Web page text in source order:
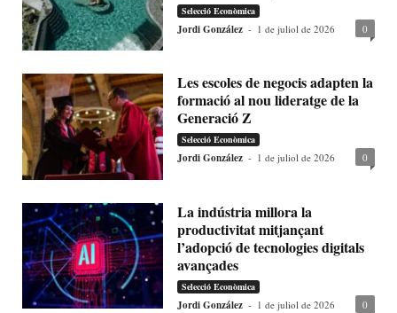
Selecció Econòmica
Jordi González - 1 de juliol de 2026 0
Les escoles de negocis adapten la
formació al nou lideratge de la
Generació Z
Selecció Econòmica
Jordi González - 1 de juliol de 2026 0
La indústria millora la
productivitat mitjançant
l’adopció de tecnologies digitals
avançades
Selecció Econòmica
Jordi González - 1 de juliol de 2026 0